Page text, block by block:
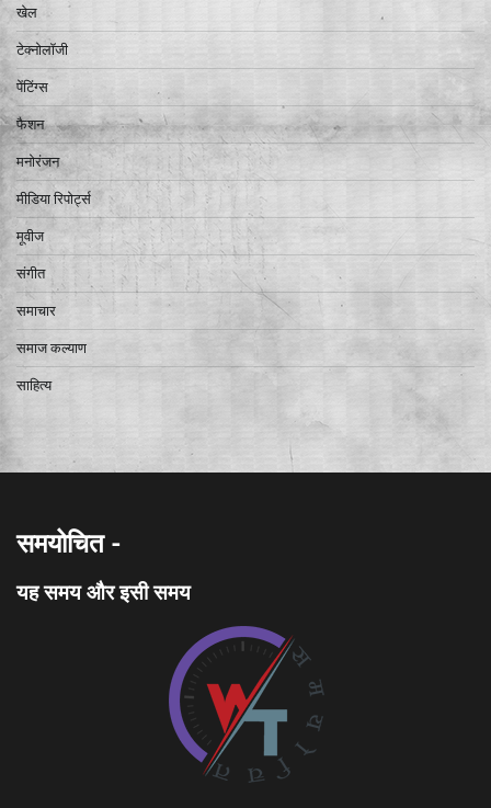
खेल
टेक्नोलॉजी
पेंटिंग्स
फैशन
मनोरंजन
मीडिया रिपोर्ट्स
मूवीज
संगीत
समाचार
समाज कल्याण
साहित्य
समयोचित -
यह समय और इसी समय